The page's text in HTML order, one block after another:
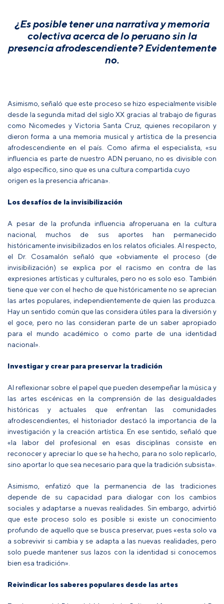
¿Es posible tener una narrativa y memoria
colectiva acerca de lo peruano sin la
presencia afrodescendiente? Evidentemente
no.
Asimismo, señaló que este proceso se hizo especialmente visible
desde la segunda mitad del siglo XX gracias al trabajo de figuras
como Nicomedes y Victoria Santa Cruz, quienes recopilaron y
dieron forma a una memoria musical y artística de la presencia
afrodescendiente en el país. Como afirma el especialista, «su
influencia es parte de nuestro ADN peruano, no es divisible con
algo específico, sino que es una cultura compartida cuyo
origen es la presencia africana».
Los desafíos de la invisibilización
A pesar de la profunda influencia afroperuana en la cultura
nacional, muchos de sus aportes han permanecido
históricamente invisibilizados en los relatos oficiales. Al respecto,
el Dr. Cosamalón señaló que «obviamente el proceso (de
invisibilización) se explica por el racismo en contra de las
expresiones artísticas y culturales, pero no es solo eso. También
tiene que ver con el hecho de que históricamente no se aprecian
las artes populares, independientemente de quien las produzca.
Hay un sentido común que las considera útiles para la diversión y
el goce, pero no las consideran parte de un saber apropiado
para el mundo académico o como parte de una identidad
nacional».
Investigar y crear para preservar la tradición
Al reflexionar sobre el papel que pueden desempeñar la música y
las artes escénicas en la comprensión de las desigualdades
históricas y actuales que enfrentan las comunidades
afrodescendientes, el historiador destacó la importancia de la
investigación y la creación artística. En ese sentido, señaló que
«la labor del profesional en esas disciplinas consiste en
reconocer y apreciar lo que se ha hecho, para no solo replicarlo,
sino aportar lo que sea necesario para que la tradición subsista».
Asimismo, enfatizó que la permanencia de las tradiciones
depende de su capacidad para dialogar con los cambios
sociales y adaptarse a nuevas realidades. Sin embargo, advirtió
que este proceso solo es posible si existe un conocimiento
profundo de aquello que se busca preservar, pues «esta solo va
a sobrevivir si cambia y se adapta a las nuevas realidades, pero
solo puede mantener sus lazos con la identidad si conocemos
bien esa tradición».
Reivindicar los saberes populares desde las artes